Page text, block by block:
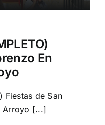
En
Fiestas de San
Arroyo [...]